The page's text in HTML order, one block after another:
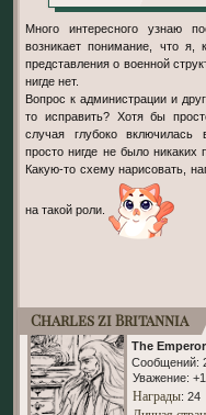
Много интересного узнаю
возникает понимание, что
представления о военной
нигде нет.
Вопрос к администрации и
то исправить? Хотя бы
случая глубоко включилась
просто нигде не было никаких
Какую-то схему нарисовать,
на такой роли.
Charles zi Britannia
The Emperor
Сообщений:
Уважение:
Награды: 24